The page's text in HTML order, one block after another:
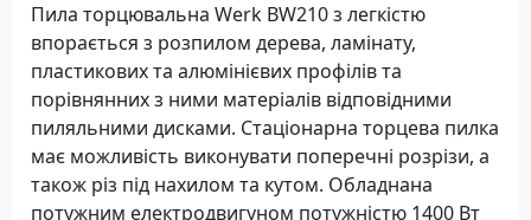
Пила торцювальна Werk BW210 з легкістю
впорається з розпилом дерева, ламінату,
пластикових та алюмінієвих профілів та
порівнянних з ними матеріалів відповідними
пиляльними дисками. Стаціонарна торцева пилка
має можливість виконувати поперечні розрізи, а
також різ під нахилом та кутом. Обладнана
потужним електродвигуном потужністю 1400 Вт